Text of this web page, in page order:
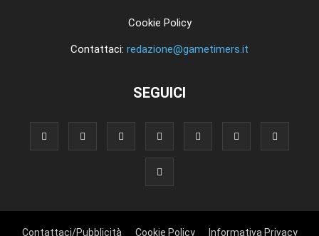
Cookie Policy
Contattaci: redazione@gametimers.it
SEGUICI
Contattaci/Pubblicità Cookie Policy Informativa Privacy